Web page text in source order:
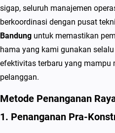
sigap, seluruh manajemen
berkoordinasi dengan pusat
Bandung untuk memastikan
hama yang kami gunakan
efektivitas terbaru yang mampu
pelanggan.
Metode Penanganan
1. Penanganan Pra-